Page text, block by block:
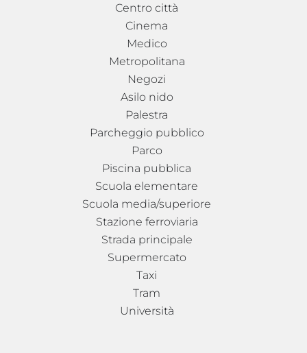
Centro città
Cinema
Medico
Metropolitana
Negozi
Asilo nido
Palestra
Parcheggio pubblico
Parco
Piscina pubblica
Scuola elementare
Scuola media/superiore
Stazione ferroviaria
Strada principale
Supermercato
Taxi
Tram
Università